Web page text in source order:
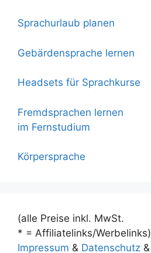
Sprachurlaub planen
Gebärdensprache lernen
Headsets für Sprachkurse
Fremdsprachen lernen
im Fernstudium
Körpersprache
(alle Preise inkl. MwSt.
* = Affiliatelinks/Werbelinks)
Impressum & Datenschutz &